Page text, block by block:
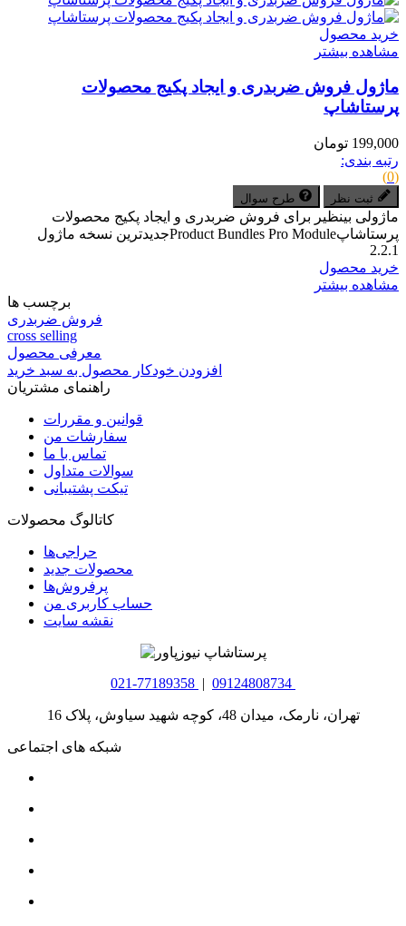
خرید محصول
مشاهده بیشتر
ماژول فروش ضربدری و ایجاد پکیج محصولات
پرستاشاپ
199,000 تومان
رتبه بندی:
(0)
ثبت نظر طرح سوال
ماژولی بینظیر برای فروش ضربدری و ایجاد پکیج محصولات
پرستاشاپProduct Bundles Pro Moduleجدیدترین نسخه ماژول
2.2.1
خرید محصول
مشاهده بیشتر
برچسب ها
فروش ضربدری
cross selling
معرفی محصول
افزودن خودکار محصول به سبد خرید
راهنمای مشتریان
قوانین و مقررات
سفارشات من
تماس با ما
سوالات متداول
تیکت پشتیبانی
کاتالوگ محصولات
حراجی‌ها
محصولات جدید
پرفروش‌ها
حساب کاربری من
نقشه سایت
021-77189358 | 09124808734
تهران، نارمک، میدان 48، کوچه شهید سیاوش، پلاک 16
شبکه های اجتماعی